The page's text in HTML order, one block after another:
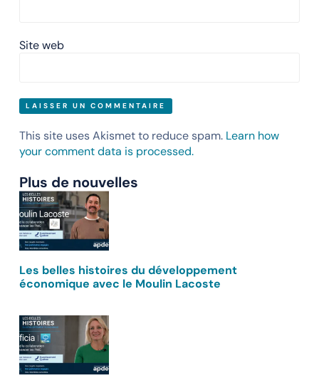
Site web
This site uses Akismet to reduce spam. Learn how
your comment data is processed.
Plus de nouvelles
Les belles histoires du développement
économique avec le Moulin Lacoste